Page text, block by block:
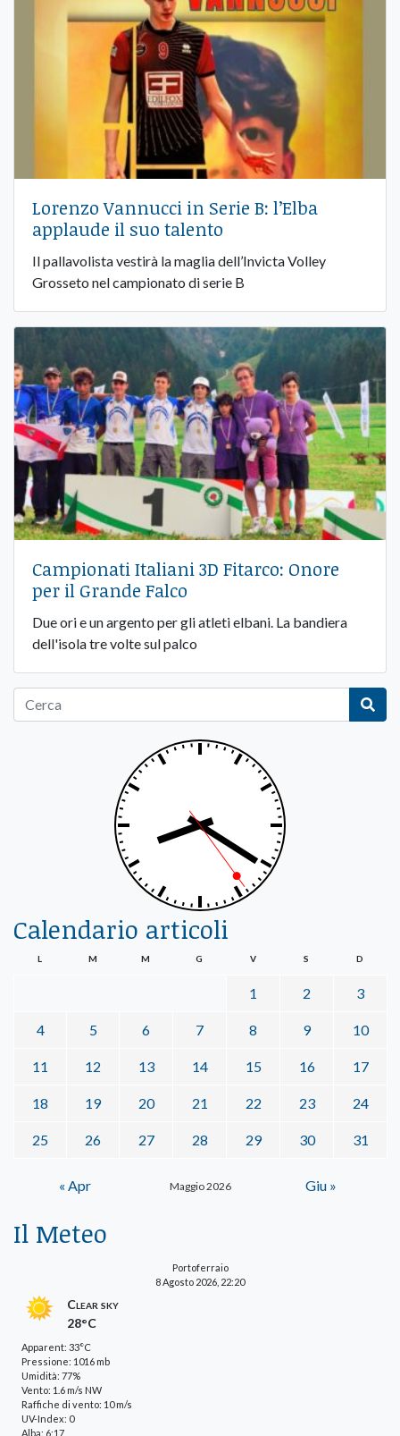
Lorenzo Vannucci in Serie B: l’Elba
applaude il suo talento
Il pallavolista vestirà la maglia dell’Invicta Volley
Grosseto nel campionato di serie B
Campionati Italiani 3D Fitarco: Onore
per il Grande Falco
Due ori e un argento per gli atleti elbani. La bandiera
dell'isola tre volte sul palco
Calendario articoli
Maggio 2026
L M M G V S D
1 2 3
4 5 6 7 8 9 10
11 12 13 14 15 16 17
18 19 20 21 22 23 24
25 26 27 28 29 30 31
« Apr Giu »
Il Meteo
Portoferraio
8 Agosto 2026, 22:20
Clear sky
28°C
Apparent: 33°C
Pressione: 1016 mb
Umidità: 77%
Vento: 1.6 m/s NW
Raffiche di vento: 10 m/s
UV-Index: 0
Alba: 6:17